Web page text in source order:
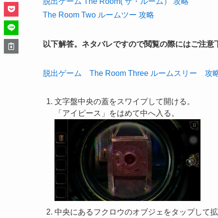
The Room Two ルームツー 攻略
以下解答。ネタバレですので閲覧の際にはご注意
脱出ゲーム The Room Three ルームスリー 攻
文字盤中央の蓋をスワイプして開ける。
「アイピース」をはめて中へ入る。
中央にあるフクロウのオブジェをタップして